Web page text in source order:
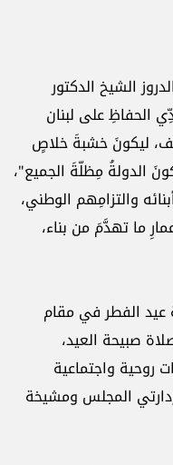
الشيخ الدكتور
الحفاظِ ‏على لبنان
ليكونَ خشبةَ خلاصٍ
‏الدولةُ مِظلّةَ الجميع"،
والتزامِهم الوطني،
ما تهدَّمَ من بناء،
الفطر في مقام
‏صبيحة العيد،
روحية واجتماعية
المجلس ومشيخة